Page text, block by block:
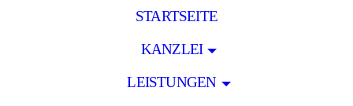
STARTSEITE
KANZLEI
LEISTUNGEN